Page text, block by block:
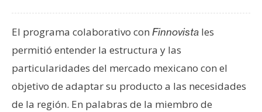
El programa colaborativo con Finnovista les
permitió entender la estructura y las
particularidades del mercado mexicano con el
objetivo de adaptar su producto a las necesidades
de la región. En palabras de la miembro de